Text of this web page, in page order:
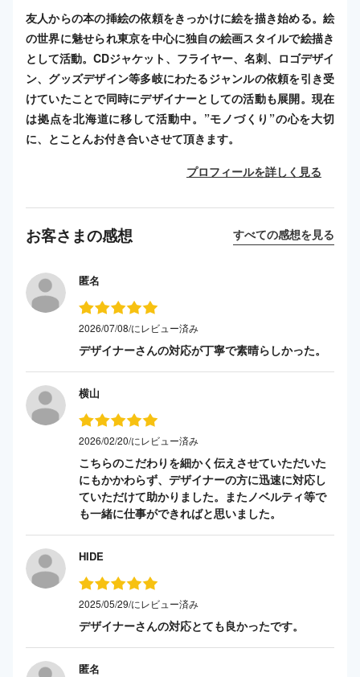
友人からの本の挿絵の依頼をきっかけに絵を描き始める。絵
の世界に魅せられ東京を中心に独自の絵画スタイルで絵描き
として活動。CDジャケット、フライヤー、名刺、ロゴデザイ
ン、グッズデザイン等多岐にわたるジャンルの依頼を引き受
けていたことで同時にデザイナーとしての活動も展開。現在
は拠点を北海道に移して活動中。”モノづくり”の心を大切
に、とことんお付き合いさせて頂きます。
プロフィールを詳しく見る
お客さまの感想 すべての感想を見る
匿名
2026/07/08/にレビュー済み
デザイナーさんの対応が丁寧で素晴らしかった。
横山
2026/02/20/にレビュー済み
こちらのこだわりを細かく伝えさせていただいた
にもかかわらず、デザイナーの方に迅速に対応し
ていただけて助かりました。またノベルティ等で
も一緒に仕事ができればと思いました。
HIDE
2025/05/29/にレビュー済み
デザイナーさんの対応とても良かったです。
匿名